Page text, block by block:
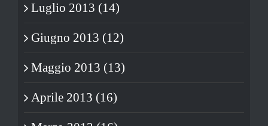
Luglio 2013 (14)
Giugno 2013 (12)
Maggio 2013 (13)
Aprile 2013 (16)